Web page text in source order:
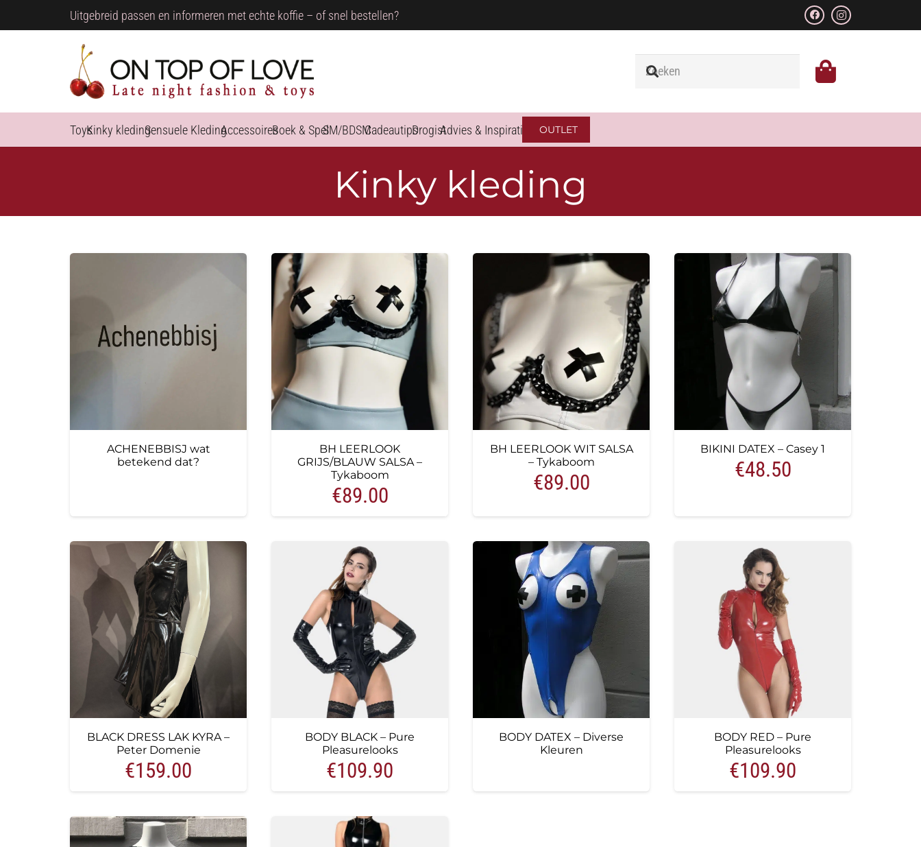
Uitgebreid passen en informeren met echte koffie – of snel bestellen?
ToysKinky kledingSensuele KledingAccessoiresBoek & SpelSM/BDSMCadeautipsDrogistAdvies & Inspiratie OUTLET
Kinky kleding
ACHENEBBISJ wat
betekend dat?
BH LEERLOOK
GRIJS/BLAUW SALSA –
Tykaboom
€89.00
BH LEERLOOK WIT SALSA
– Tykaboom
€89.00
BIKINI DATEX – Casey 1
€48.50
BLACK DRESS LAK KYRA –
Peter Domenie
€159.00
BODY BLACK – Pure
Pleasurelooks
€109.90
BODY DATEX – Diverse
Kleuren
BODY RED – Pure
Pleasurelooks
€109.90